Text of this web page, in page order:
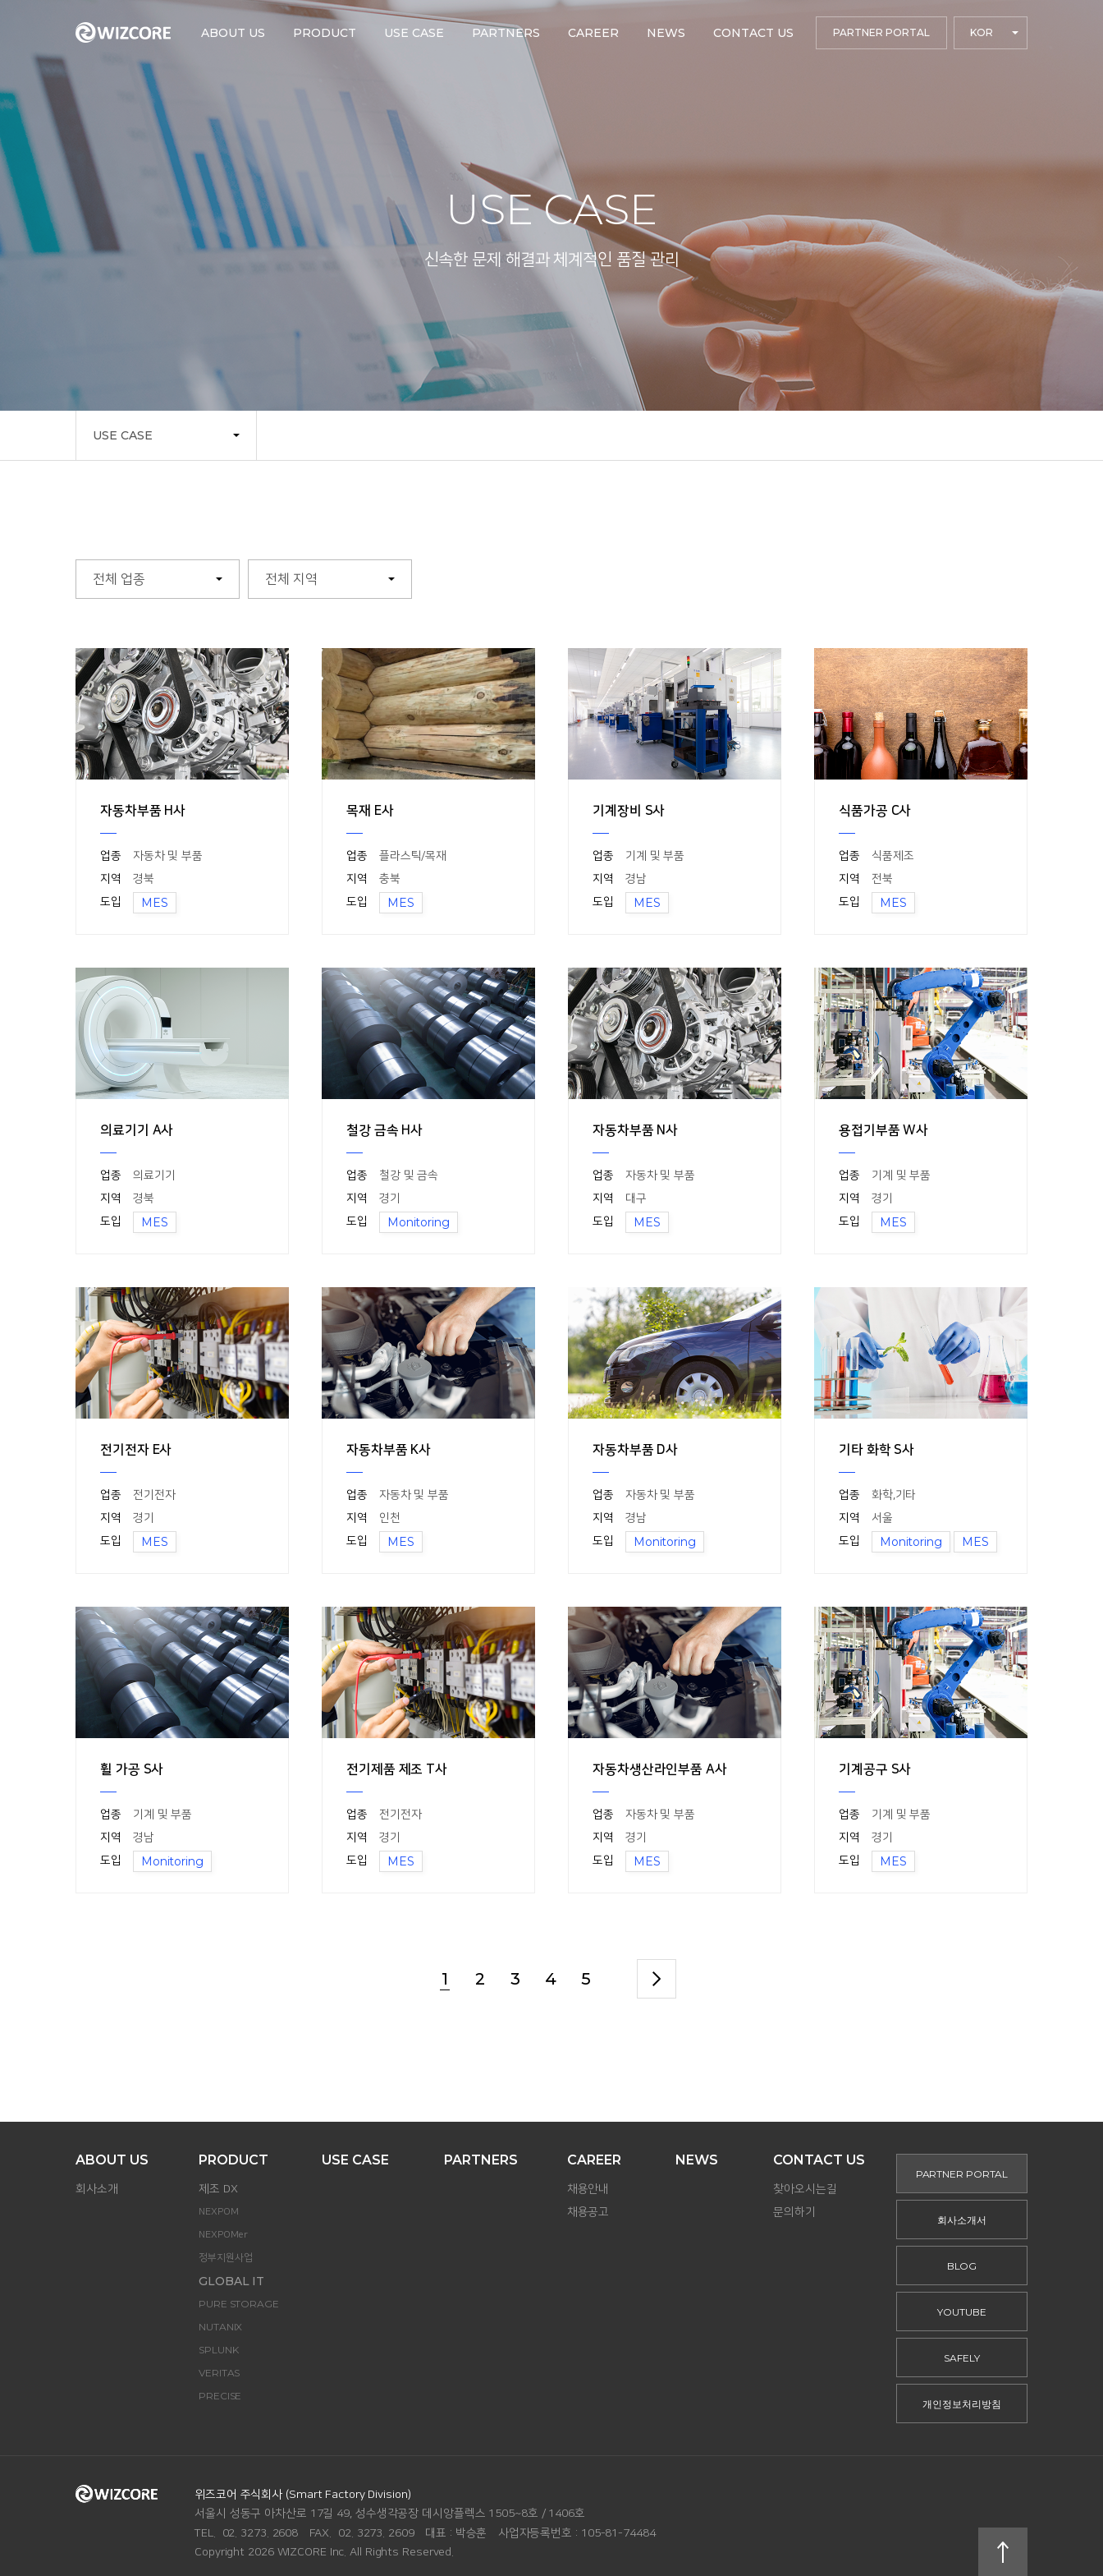
ABOUT US PRODUCT USE CASE PARTNERS CAREER NEWS CONTACT US PARTNER PORTAL KOR
USE CASE
신속한 문제 해결과 체계적인 품질 관리
USE CASE
전체 업종 전체 지역
자동차부품 H사
업종
자동차 및 부품
지역
경북
도입
MES
목재 E사
업종
플라스틱/목재
지역
충북
도입
MES
기계장비 S사
업종
기계 및 부품
지역
경남
도입
MES
식품가공 C사
업종
식품제조
지역
전북
도입
MES
의료기기 A사
업종
의료기기
지역
경북
도입
MES
철강 금속 H사
업종
철강 및 금속
지역
경기
도입
Monitoring
자동차부품 N사
업종
자동차 및 부품
지역
대구
도입
MES
용접기부품 W사
업종
기계 및 부품
지역
경기
도입
MES
전기전자 E사
업종
전기전자
지역
경기
도입
MES
자동차부품 K사
업종
자동차 및 부품
지역
인천
도입
MES
자동차부품 D사
업종
자동차 및 부품
지역
경남
도입
Monitoring
기타 화학 S사
업종 화학,기타
지역
서울
도입
Monitoring MES
휠 가공 S사
업종
기계 및 부품
지역
경남
도입
Monitoring
전기제품 제조 T사
업종
전기전자
지역
경기
도입
MES
자동차생산라인부품 A사
업종
자동차 및 부품
지역
경기
도입
MES
기계공구 S사
업종
기계 및 부품
지역
경기
도입
MES
1 2 3 4 5
PARTNER PORTAL
회사소개서
BLOG
YOUTUBE
SAFELY
개인정보처리방침
ABOUT US
회사소개
PRODUCT
제조 DX
NEXPOM
NEXPOMer
정부지원사업
GLOBAL IT
PURE STORAGE
NUTANIX
SPLUNK
VERITAS
PRECISE
USE CASE PARTNERS CAREER
채용안내
채용공고
NEWS CONTACT US
찾아오시는길
문의하기
위즈코어 주식회사 (Smart Factory Division)
ADDRESS.
서울시 성동구 아차산로 17길 49, 성수생각공장 데시앙플렉스 1505~8호 / 1406호
TEL.
02. 3273. 2608 FAX. 02. 3273. 2609 대표 : 박승훈 사업자등록번호 : 105-81-74484
Copyright 2026 WIZCORE Inc. All Rights Reserved.